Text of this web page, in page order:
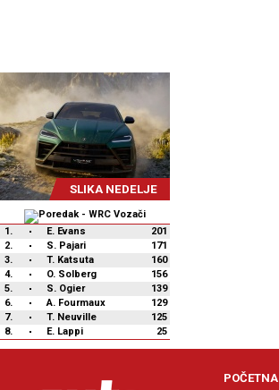
SLIKA NEDELJE
1. E. Evans
201
2.
S. Pajari
171
3.
T. Katsuta
160
4.
O. Solberg
156
5.
S. Ogier
139
6.
A. Fourmaux
129
7.
T. Neuville
125
8.
E. Lappi 25
POČETNA